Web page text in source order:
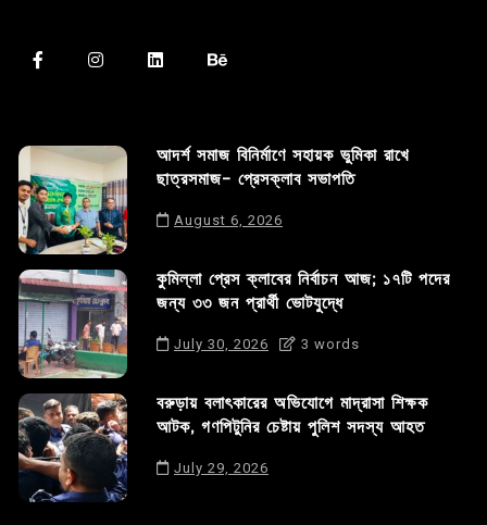
আদর্শ সমাজ বিনির্মাণে সহায়ক ভুমিকা রাখে
ছাত্রসমাজ- প্রেসক্লাব সভাপতি
August 6, 2026
কুমিল্লা প্রেস ক্লাবের নির্বাচন আজ; ১৭টি পদের
জন্য ৩৩ জন প্রার্থী ভোটযুদ্ধে
July 30, 2026 3 words
বরুড়ায় বলাৎকারের অভিযোগে মাদ্রাসা শিক্ষক
আটক, গণপিটুনির চেষ্টায় পুলিশ সদস্য আহত
July 29, 2026